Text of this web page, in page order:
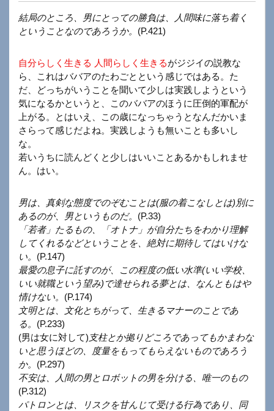
結局のところ、男にとっての勝負は、人間味に落ち着く
ということなのであろうか。 (P.421)
自分らしく生きる 人間らしく生きるがジジイの説教な
ら、これはババアのたわごとという感じではある。た
だ、どっちがいうことを聞いて少しは実践しようという
気になるかというと、このババアのほうに圧倒的軍配が
上がる。とはいえ、この歳になっちゃうとなんだかいま
さらって感じだよね。実践しようも無いことも多いし
な。
若いうちに読んどくと少しはいいことあるかもしれませ
ん。はい。
男は、真剣な態度でのぞむことは(服の着こなしとは)別に
あるのが、男というものだ。 (P.33)
「若者」たるもの、「オトナ」が自分たちをわかり理解
してくれるなどということを、絶対に期待してはいけな
い。 (P.147)
最愛の息子に託すのが、この程度の低い水準(いい学校、
いい就職という望み)で達せられる夢とは、なんともはや
情けない。 (P.174)
文明とは、文化とちがって、生きるマナーのことであ
る。 (P.233)
(男は女に対して) 支柱とか拠りどころであってもかまわな
いと思うほどの、度量をもってもらえないものであろう
か。 (P.297)
不安は、人間の男とロボットの男を分ける、唯一のもの
(P.312)
パトロンとは、リスクを甘んじて受ける行為であり、同